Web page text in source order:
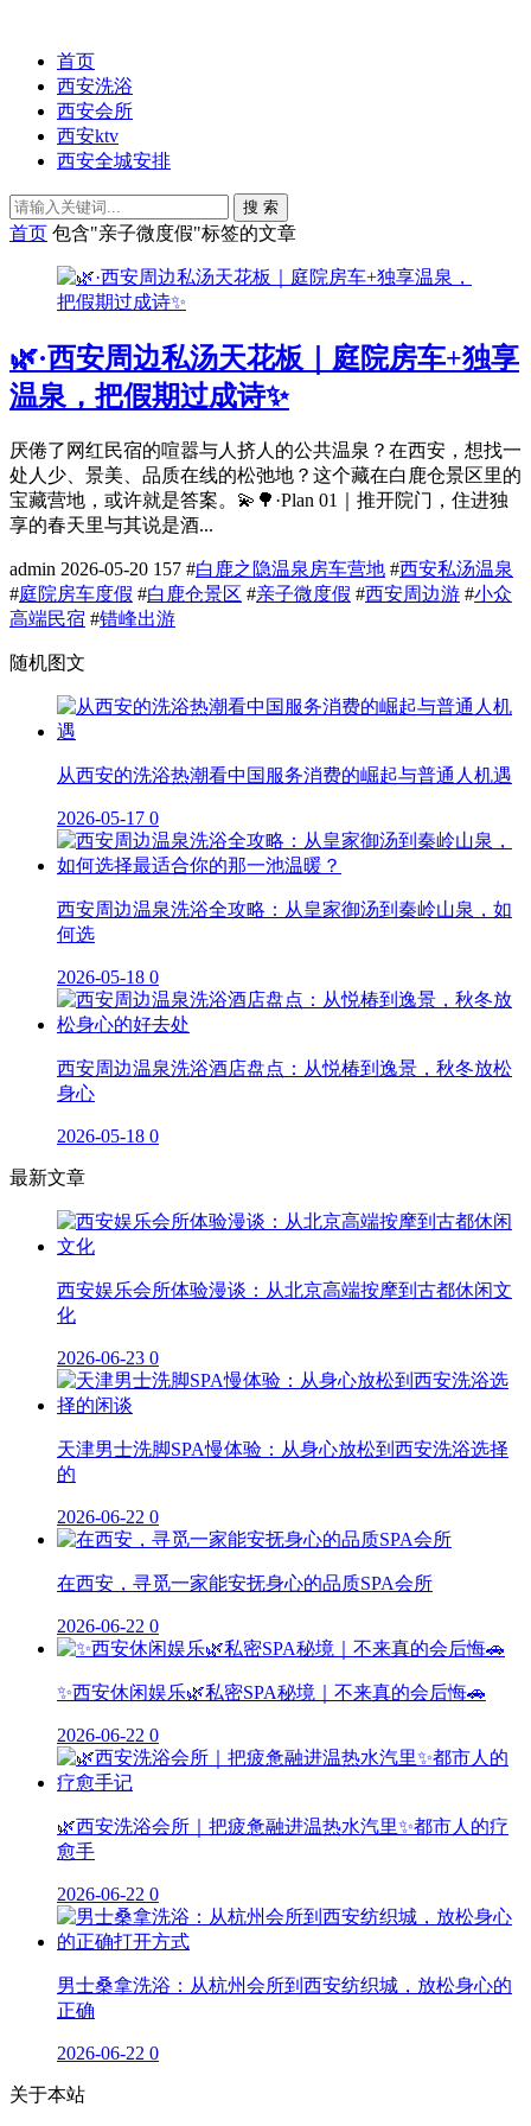
首页
西安洗浴
西安会所
西安ktv
西安全城安排
搜 索
首页 包含"亲子微度假"标签的文章
🌿·西安周边私汤天花板｜庭院房车+独享
温泉，把假期过成诗✨
厌倦了网红民宿的喧嚣与人挤人的公共温泉？在西安，想找一
处人少、景美、品质在线的松弛地？这个藏在白鹿仓景区里的
宝藏营地，或许就是答案。💫🌳·Plan 01｜推开院门，住进独
享的春天里与其说是酒...
admin 2026-05-20 157 #白鹿之隐温泉房车营地 #西安私汤温泉
#庭院房车度假 #白鹿仓景区 #亲子微度假 #西安周边游 #小众
高端民宿 #错峰出游
随机图文
从西安的洗浴热潮看中国服务消费的崛起与普通人机遇
2026-05-17 0
西安周边温泉洗浴全攻略：从皇家御汤到秦岭山泉，如
何选
2026-05-18 0
西安周边温泉洗浴酒店盘点：从悦椿到逸景，秋冬放松
身心
2026-05-18 0
最新文章
西安娱乐会所体验漫谈：从北京高端按摩到古都休闲文
化
2026-06-23 0
天津男士洗脚SPA慢体验：从身心放松到西安洗浴选择
的
2026-06-22 0
在西安，寻觅一家能安抚身心的品质SPA会所
2026-06-22 0
✨西安休闲娱乐🌿私密SPA秘境｜不来真的会后悔🚗
2026-06-22 0
🌿西安洗浴会所｜把疲惫融进温热水汽里✨都市人的疗
愈手
2026-06-22 0
男士桑拿洗浴：从杭州会所到西安纺织城，放松身心的
正确
2026-06-22 0
关于本站